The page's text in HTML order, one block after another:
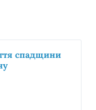
спадщини